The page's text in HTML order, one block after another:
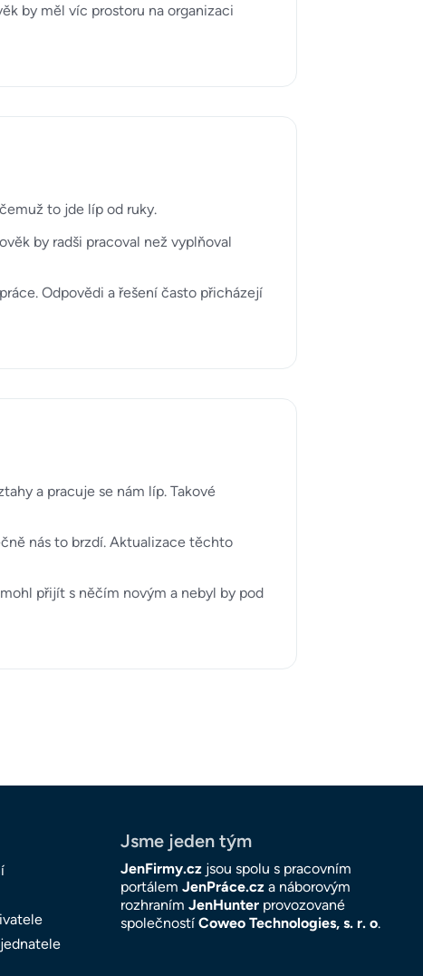
by měl víc prostoru na organizaci
to jde líp od ruky.
by radši pracoval než vyplňoval
Odpovědi a řešení často přicházejí
a pracuje se nám líp. Takové
nás to brzdí. Aktualizace těchto
přijít s něčím novým a nebyl by pod
Jsme jeden tým
JenFirmy.cz jsou spolu s pracovním
portálem JenPráce.cz a náborovým
rozhraním JenHunter provozované
společností Coweo Technologies, s. r. o.